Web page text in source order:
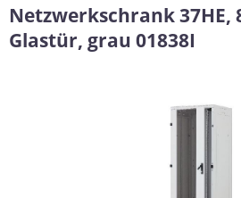
Netzwerkschrank 37HE,
Glastür, grau 01838I